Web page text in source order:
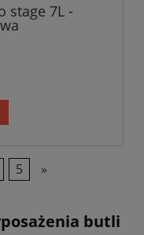
stage 7L -
5 »
butli